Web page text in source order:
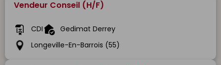
Vendeur Conseil (H/F)
CDI
Gedimat Derrey
Longeville-En-Barrois (55)